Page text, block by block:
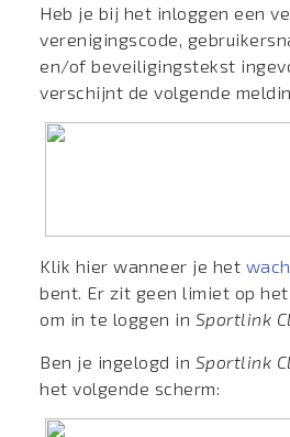
Heb je bij het inloggen een
verenigingscode,
en/of beveiligingstekst
verschijnt de volgende
Klik hier wanneer je het
bent. Er zit geen limiet op
om in te loggen in Sportlink
Ben je ingelogd in Sportlink
het volgende scherm: